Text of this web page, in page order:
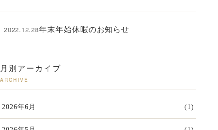
2022.12.28年末年始休暇のお知らせ
月別アーカイブ
ARCHIVE
2026年6月 (1)